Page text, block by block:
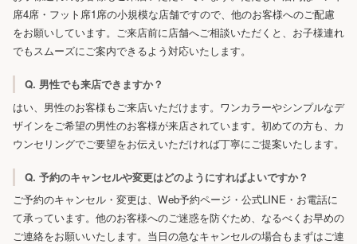
席4席・フット席1席の小規模な店舗ですので、他のお客様へのご配慮
をお願いしています。ご来店前に店舗へご相談いただくと、お子様連れ
でもスムーズにご案内できるよう対応いたします。
Q. 男性でも来店できますか？
はい、男性のお客様もご来店いただけます。ワンカラーやシンプルなデ
ザインをご希望の男性のお客様が来店されています。初めての方も、カ
ウンセリングでご要望をお伝えいただければ丁寧にご提案いたします。
Q. 予約のキャンセルや変更はどのようにすればよいですか？
ご予約のキャンセル・変更は、Web予約ページ・公式LINE・お電話に
て承っています。他のお客様へのご迷惑を防ぐため、なるべくお早めの
ご連絡をお願いいたします。当日の急なキャンセルの場合もまずはご連